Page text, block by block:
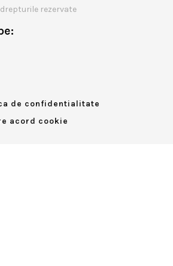
rezervate
de confidentialitate
acord cookie